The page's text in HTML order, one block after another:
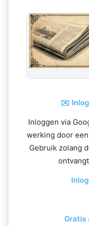
✉️
Inloggen via
werking door
Gebruik zolang
Gratis